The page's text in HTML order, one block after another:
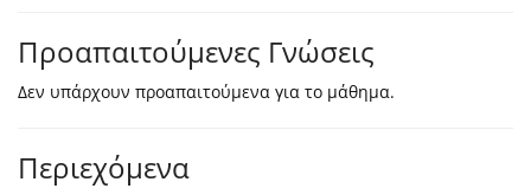
Προαπαιτούμενες Γνώσεις
Δεν υπάρχουν προαπαιτούμενα για το μάθημα.
Περιεχόμενα